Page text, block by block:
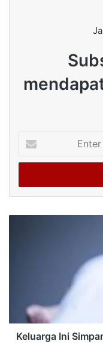
your
Email
Keluarga Ini